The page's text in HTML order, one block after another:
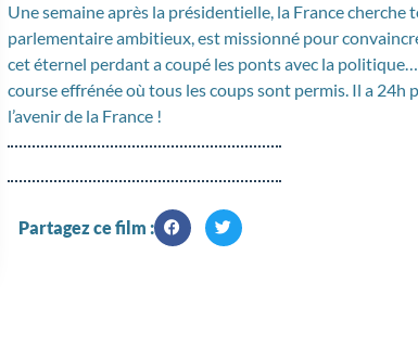
Une semaine après la présidentielle, la France
parlementaire ambitieux, est missionné pour
cet éternel perdant a coupé les ponts avec la
course effrénée où tous les coups sont permis. Il a 24h
l’avenir de la France !
Partagez ce film :